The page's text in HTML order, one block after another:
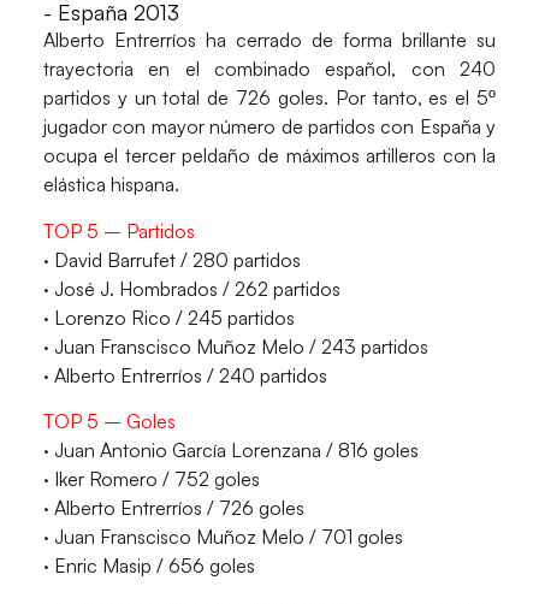
- España 2013
Alberto Entrerríos ha cerrado de forma brillante su
trayectoria en el combinado español, con240
partidos y un total de 726 goles. Por tanto, es el 5º
jugador con mayor número de partidos con España y
ocupa el tercer peldaño de máximos artilleros con la
elástica hispana.
TOP 5 – Partidos
· David Barrufet / 280 partidos
· José J. Hombrados / 262 partidos
· Lorenzo Rico / 245 partidos
· Juan Franscisco Muñoz Melo / 243 partidos
· Alberto Entrerríos / 240 partidos
TOP 5 – Goles
· Juan Antonio García Lorenzana / 816 goles
· Iker Romero / 752 goles
· Alberto Entrerríos / 726 goles
· Juan Franscisco Muñoz Melo / 701 goles
· Enric Masip / 656 goles